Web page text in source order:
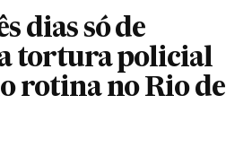
dias só de
tortura policial
rotina no Rio de